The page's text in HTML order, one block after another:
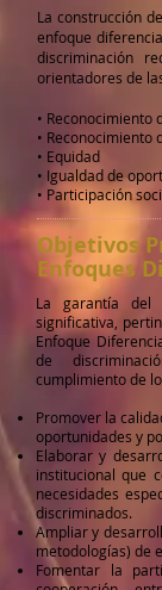
La construcción
enfoque
discriminación
orientadores de
• Reconocimiento
• Reconocimiento
• Equidad
• Igualdad de
• Participación
Objetivos
Enfoques
La garantía del
significativa,
Enfoque
de
cumplimiento de
Promover la
oportunidades y
Elaborar y
institucional que
necesidades
discriminados.
Ampliar y
metodologías) de
Fomentar la